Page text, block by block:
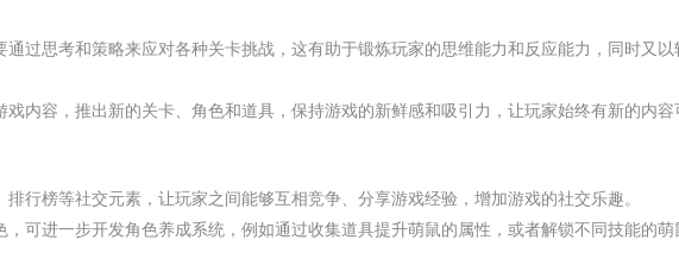
过思考和策略来应对各种关卡挑战，这有助于锻炼玩家的思维能力和反应能力，同时又
内容，推出新的关卡、角色和道具，保持游戏的新鲜感和吸引力，让玩家始终有新的内容
行榜等社交元素，让玩家之间能够互相竞争、分享游戏经验，增加游戏的社交乐趣。
可进一步开发角色养成系统，例如通过收集道具提升萌鼠的属性，或者解锁不同技能的